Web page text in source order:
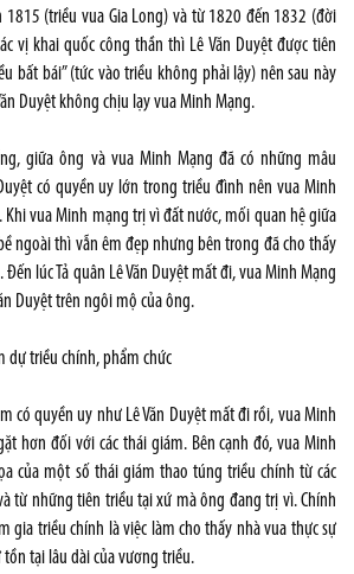
(triều vua Gia Long) và từ 1820 đến 1832 (đời
vị khai quốc công thần thì Lê Văn Duyệt được tiên
bất bái” (tức vào triều không phải lậy) nên sau này
Duyệt không chịu lạy vua Minh Mạng.
giữa ông và vua Minh Mạng đã có những mâu
có quyền uy lớn trong triều đình nên vua Minh
vua Minh mạng trị vì đất nước, mối quan hệ giữa
ngoài thì vẫn êm đẹp nhưng bên trong đã cho thấy
lúc Tả quân Lê Văn Duyệt mất đi, vua Minh Mạng
Duyệt trên ngôi mộ của ông.
dự triều chính, phẩm chức
có quyền uy như Lê Văn Duyệt mất đi rồi, vua Minh
hơn đối với các thái giám. Bên cạnh đó, vua Minh
của một số thái giám thao túng triều chính từ các
từ những tiên triều tại xứ mà ông đang trị vì. Chính
gia triều chính là việc làm cho thấy nhà vua thực sự
tồn tại lâu dài của vương triều.